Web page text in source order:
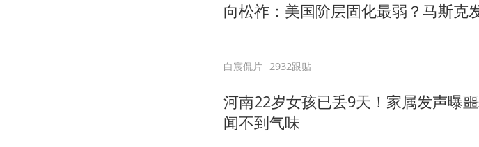
向松祚：美国阶层固化最弱？马斯克
白宸侃片 2932跟贴
河南22岁女孩已丢9天！家属发声曝
闻不到气味